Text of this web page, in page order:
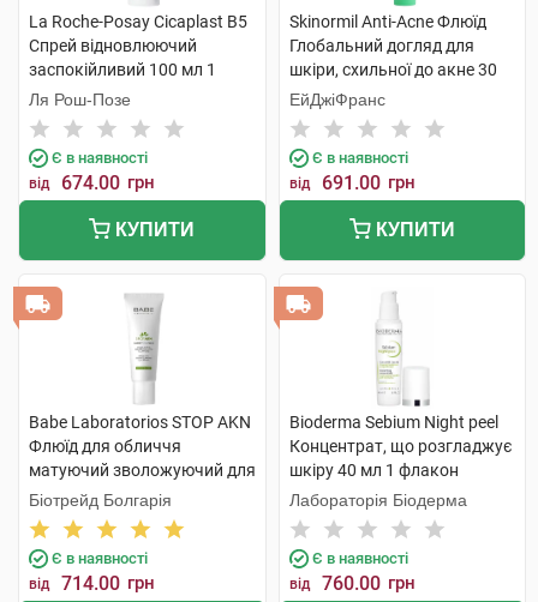
La Roche-Posay Cicaplast В5
Спрей відновлюючий
заспокійливий 100 мл 1
флакон
Ля Рош-Позе
Є в наявності
від 674.00 грн
КУПИТИ
Skinormil Anti-Acne Флюїд
Глобальний догляд для
шкіри, схильної до акне 30
мл 1 туба
ЕйДжіФранс
Є в наявності
від 691.00 грн
КУПИТИ
Babe Laboratorios STOP AKN
Флюїд для обличчя
матуючий зволожуючий для
жирної та проблемної шкіри
50 мл 1 туба
Біотрейд Болгарія
Є в наявності
від 714.00 грн
Bioderma Sebium Night peel
Концентрат, що розгладжує
шкіру 40 мл 1 флакон
Лабораторія Біодерма
Є в наявності
від 760.00 грн